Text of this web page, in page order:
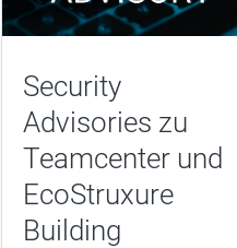
Security
Advisories zu
Teamcenter und
EcoStruxure
Building